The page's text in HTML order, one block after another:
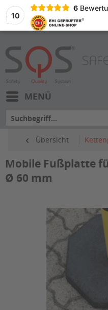
10
6
MENÜ
Übersicht
Mobile Fußplatte
Ø 60 mm